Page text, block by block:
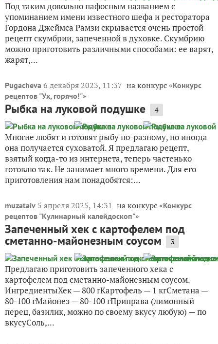
Под таким довольно пафосным названием с
упоминанием имени известного шефа и ресторатора
Гордона Джеймса Рамзи скрывается очень простой
рецепт скумбрии, запеченной в духовке. Скумбрию
можно приготовить различными способами: ее варят,
жарят,...
Pugacheva 6 декабря 2023, 11:37 на конкурс «Конкурс
рецептов "Ух, горячо!"»
Рыбка на луковой подушке 4
Многие любят и готовят рыбу по-разному, но иногда
она получается суховатой. Я предлагаю рецепт,
взятый когда-то из интернета, теперь частенько
готовлю так. Не занимает много времени. Для его
приготовления нам понадобятся:...
muzataiv 5 апреля 2025, 14:31 на конкурс «Конкурс
рецептов "Кулинарный калейдоскоп"»
Запеченный хек с картофелем под
сметанно-майонезным соусом 3
Предлагаю приготовить запеченного хека с
картофелем под сметанно-майонезным соусом.
ИнгредиентыХек — 800 гКартофель — 1 кгСметана —
80-100 гМайонез — 80-100 гПриправа (лимонный
перец, базилик, можно по своему вкусу любую) — по
вкусуСоль,...